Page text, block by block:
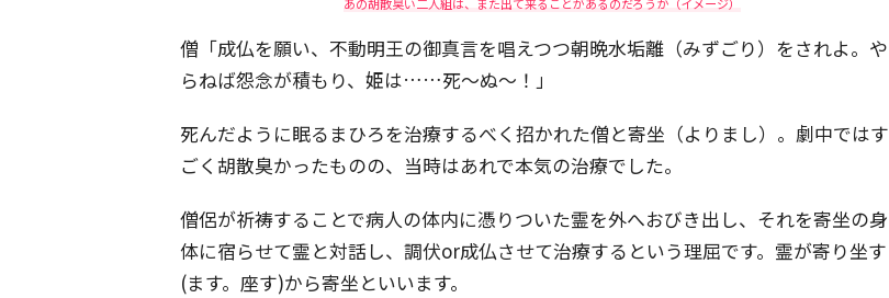
あの胡散臭い二人組は、また出て来ることがあるのだろうか（イメージ）
僧「成仏を願い、不動明王の御真言を唱えつつ朝晩水垢離（みずごり）をされよ。や
らねば怨念が積もり、姫は……死～ぬ～！」
死んだように眠るまひろを治療するべく招かれた僧と寄坐（よりまし）。劇中ではす
ごく胡散臭かったものの、当時はあれで本気の治療でした。
僧侶が祈祷することで病人の体内に憑りついた霊を外へおびき出し、それを寄坐の身
体に宿らせて霊と対話し、調伏or成仏させて治療するという理屈です。霊が寄り坐す
(ます。座す)から寄坐といいます。